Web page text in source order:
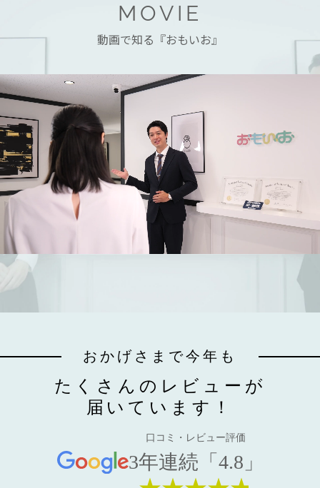
MOVIE
動画で知る『おもいお』
おかげさまで今年も
たくさんのレビューが
届いています！
口コミ・レビュー評価
3年連続「4.8」